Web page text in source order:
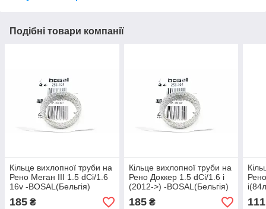
Подібні товари компанії
Кільце вихлопної труби на
Рено Меган III 1.5 dCi/1.6
16v -BOSAL(Бельгія)
256304
185 ₴
Кільце вихлопної труби на
Рено Доккер 1.5 dCi/1.6 i
(2012->) -BOSAL(Бельгія)
256304
185₴ 111